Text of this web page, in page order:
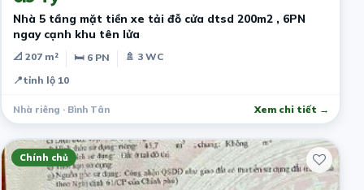
Nhà 5 tầng mặt tiền xe tải đỗ cửa dtsd 200m2 , 6PN
ngay cạnh khu tên lửa
📐 207 m² 🛏 6 PN
🚿 3 WC
📍tỉnh lộ 10
Nhà riêng · Bình Tân Xem chi tiết →
Chính chủ